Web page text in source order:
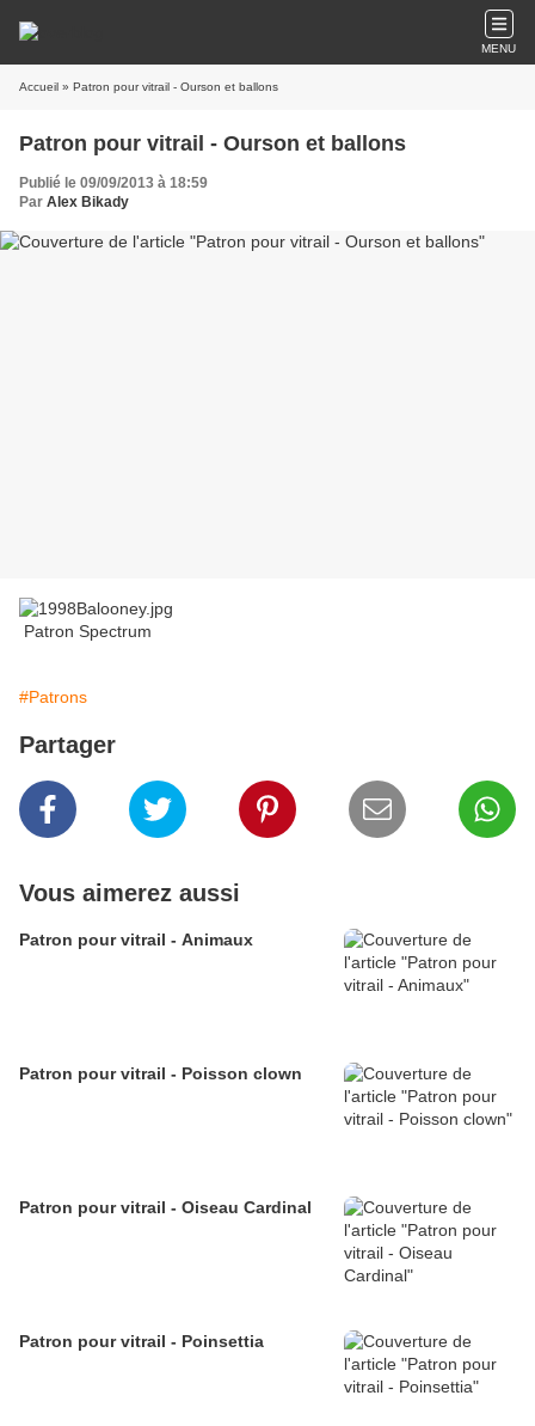
MENU
Accueil » Patron pour vitrail - Ourson et ballons
Patron pour vitrail - Ourson et ballons
Publié le 09/09/2013 à 18:59
Par Alex Bikady
Patron Spectrum
#Patrons
Partager
Vous aimerez aussi
Patron pour vitrail - Animaux
Patron pour vitrail - Poisson clown
Patron pour vitrail - Oiseau Cardinal
Patron pour vitrail - Poinsettia